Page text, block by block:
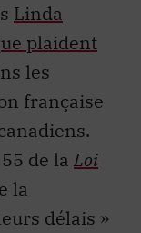
Linda
plaident
les
française
de la Loi
la
délais »